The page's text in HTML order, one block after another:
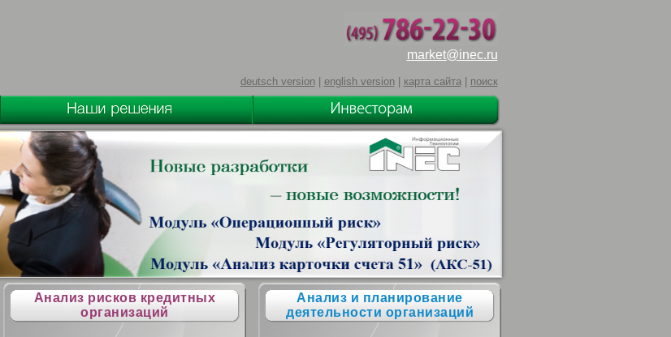
market@inec.ru
deutsch version| english version| карта сайта| поиск
Анализ рисков кредитных
организаций
Анализ и планирование
деятельности организаций